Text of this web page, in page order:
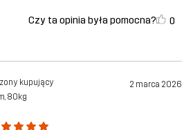
Czy ta opinia była pomocna? 0
kupujący 2 marca 2026
80kg